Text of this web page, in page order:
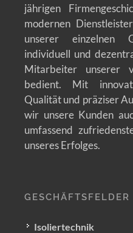
jährigen
modernen
unserer einzelnen
individuell und
Mitarbeiter unserer
bedient. Mit
Qualität und präziser
wir unsere Kunden
umfassend
unseres Erfolges.
GESCHÄFTSFELDER
Isoliertechnik